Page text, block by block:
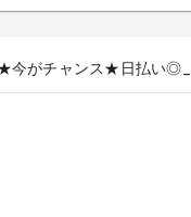
★今がチャンス★日払い